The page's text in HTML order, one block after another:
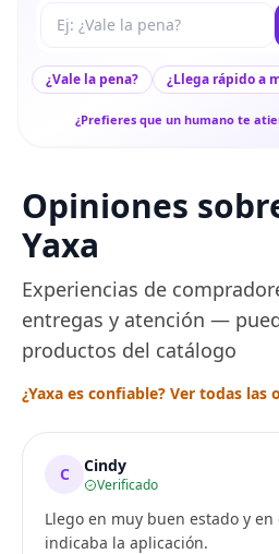
Tu pregunta a Max
¿Vale la pena? ¿Llega rápido a
¿Prefieres que un humano te
Opiniones
Yaxa
Experiencias de
entregas y atención —
productos del catálogo
¿Yaxa es confiable? Ver todas las
C Cindy
Verificado
Llego en muy buen estado y
indicaba la aplicación.